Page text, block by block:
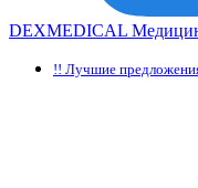
DEXMEDICAL
!! Лучшие